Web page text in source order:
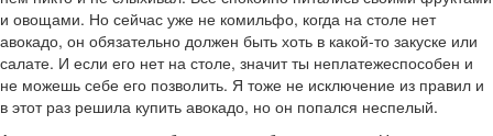
и овощами. Но сейчас уже не комильфо, когда на столе нет
авокадо, он обязательно должен быть хоть в какой-то закуске или
салате. И если его нет на столе, значит ты неплатежеспособен и
не можешь себе его позволить. Я тоже не исключение из правил и
в этот раз решила купить авокадо, но он попался неспелый.